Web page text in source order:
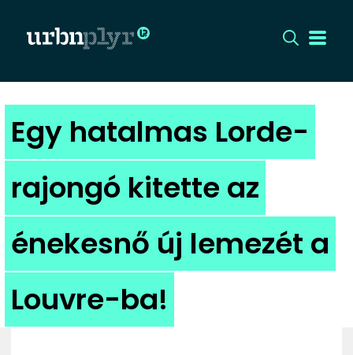
CÍMLAP
DIZÁJN
DIVAT
HIP
KULT
UTCA
Egy hatalmas Lorde-
rajongó kitette az
énekesnő új lemezét a
Louvre-ba!